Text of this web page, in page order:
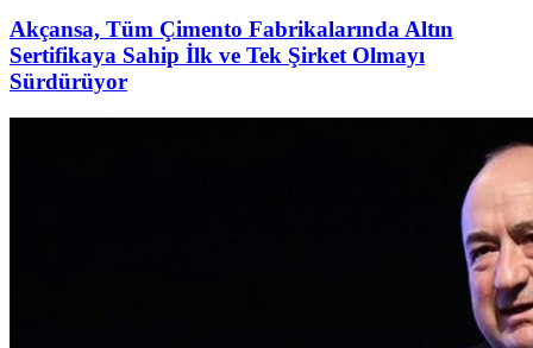
Akçansa, Tüm Çimento Fabrikalarında Altın
Sertifikaya Sahip İlk ve Tek Şirket Olmayı
Sürdürüyor